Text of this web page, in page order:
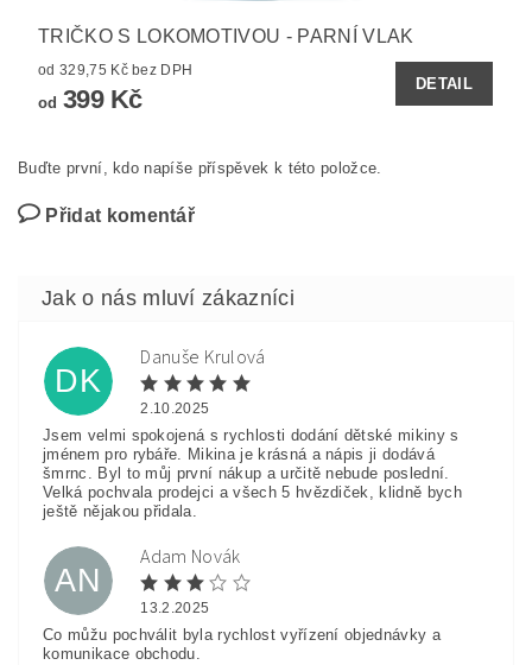
TRIČKO S LOKOMOTIVOU - PARNÍ VLAK
od 329,75 Kč bez DPH
od 399 Kč
DETAIL
Buďte první, kdo napíše příspěvek k této položce.
Přidat komentář
DK
Danuše Krulová
2.10.2025
Jsem velmi spokojená s rychlosti dodání dětské mikiny s
jménem pro rybáře. Mikina je krásná a nápis ji dodává
šmrnc. Byl to můj první nákup a určitě nebude poslední.
Velká pochvala prodejci a všech 5 hvězdiček, klidně bych
ještě nějakou přidala.
AN
Adam Novák
13.2.2025
Co můžu pochválit byla rychlost vyřízení objednávky a
komunikace obchodu.